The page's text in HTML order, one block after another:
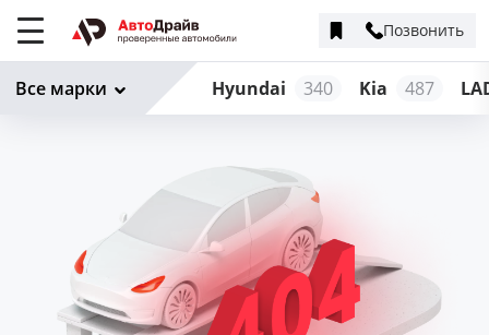
Позвонить
Hyundai 340 Kia 487
Все марки